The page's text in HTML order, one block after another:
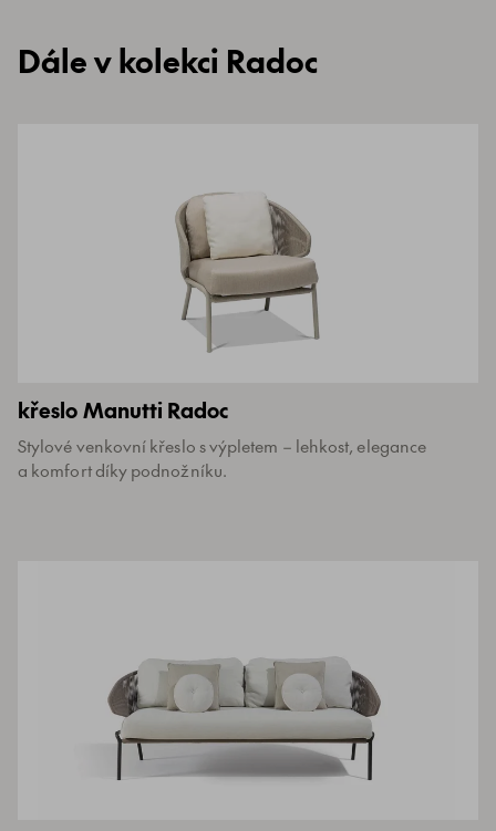
Dále v kolekci Radoc
křeslo Manutti Radoc
Stylové venkovní křeslo s výpletem – lehkost, elegance
a komfort díky podnožníku.